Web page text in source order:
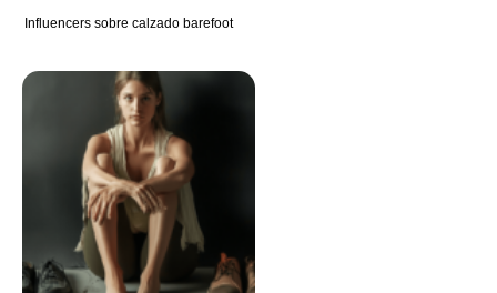
Influencers sobre calzado barefoot